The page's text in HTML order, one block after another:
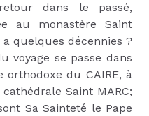
dans le passé,
au monastère Saint
quelques décennies ?
voyage se passe dans
du CAIRE, à
Saint MARC;
Sa Sainteté le Pape